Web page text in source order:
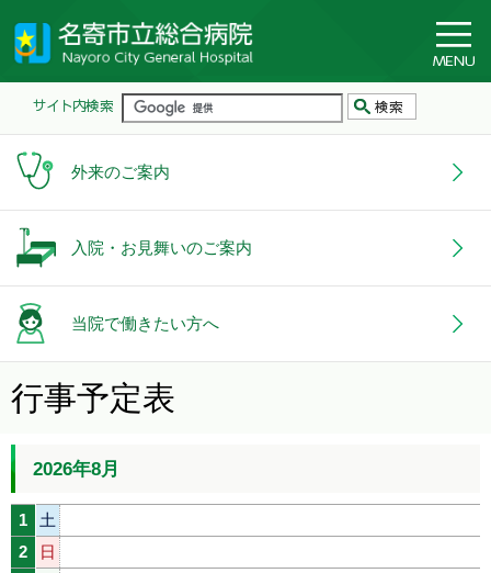
外来のご案内
入院・お見舞いのご案内
当院で働きたい方へ
行事予定表
2026年8月
1
土
2
日